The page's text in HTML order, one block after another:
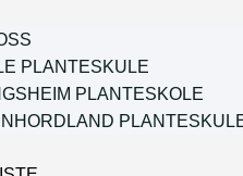
PLANTESKULE
PLANTESKOLE